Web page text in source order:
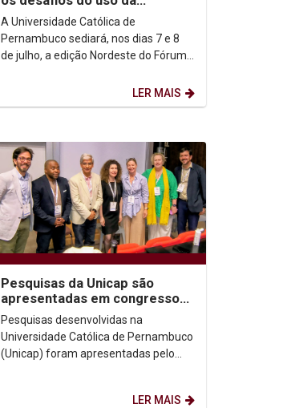
Inteligência Artificial no
ambiente acadêmico...
A Universidade Católica de
Pernambuco sediará, nos dias 7 e 8
de julho, a edição Nordeste do Fórum
Graduação (ForGRAD), reunindo...
LER MAIS
Pesquisas da Unicap são
apresentadas em congresso
de Comunicação na Irlanda
Pesquisas desenvolvidas na
Universidade Católica de Pernambuco
(Unicap) foram apresentadas pelo
LER MAIS